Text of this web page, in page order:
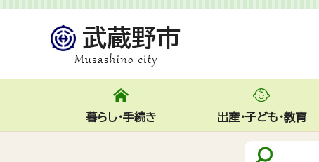
暮らし・手続き 出産・子ども・教育